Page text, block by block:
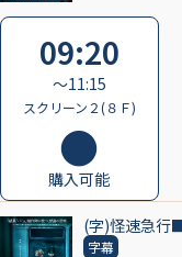
09:20
〜11:15
スクリーン２(８Ｆ)
購入可能
(字)怪速急
字幕